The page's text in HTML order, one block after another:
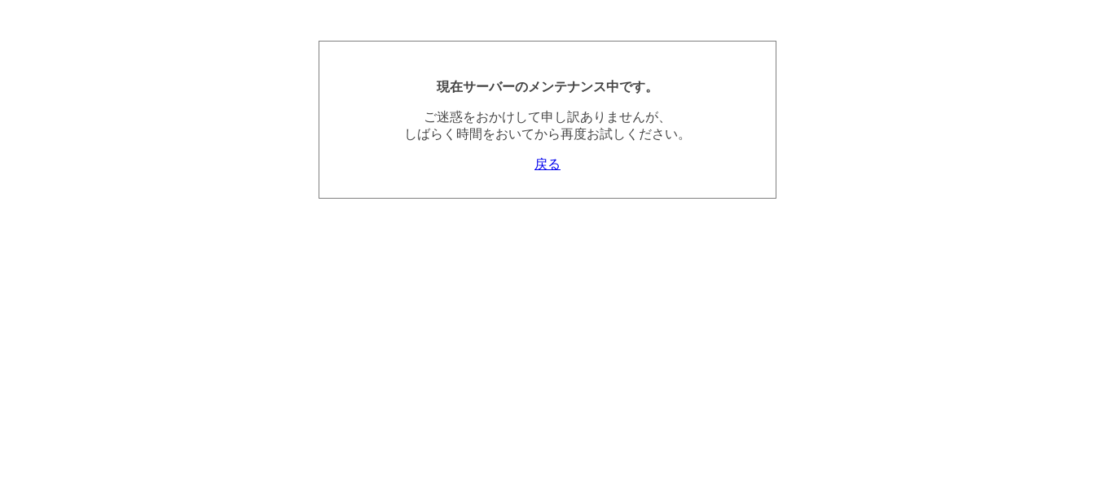
現在サーバーのメンテナンス中です。
ご迷惑をおかけして申し訳ありませんが、
しばらく時間をおいてから再度お試しください。
戻る